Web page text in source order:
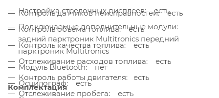
Настройка стрелочных дисплеев: есть
Подключаемые дополнительные модули:
задний парктроник Multitronics передний
парктроник Multitronics
Модуль Bluetooth: нет
Осцилограф: есть
Контроль датчиков неисправностей: есть
Контроль объёма топлива: есть
Контроль качества топлива: есть
Отслеживание расходов топлива: есть
Контроль работы двигателя: есть
Отслеживание пробега: есть
Комплектация